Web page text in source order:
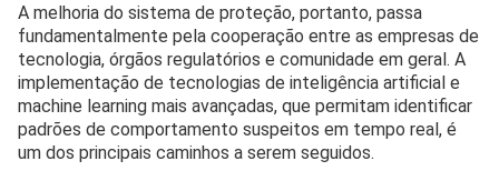
A melhoria do sistema de proteção, portanto, passa
fundamentalmente pela cooperação entre as empresas de
tecnologia, órgãos regulatórios e comunidade em geral. A
implementação de tecnologias de inteligência artificial e
machine learning mais avançadas, que permitam identificar
padrões de comportamento suspeitos em tempo real, é
um dos principais caminhos a serem seguidos.